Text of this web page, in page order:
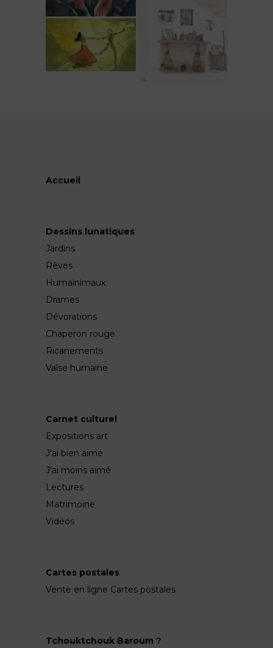
Accueil
Dessins lunatiques
Jardins
Rêves
Humainimaux
Drames
Dévorations
Chaperon rouge
Ricanements
Valse humaine
Carnet culturel
Expositions art
J'ai bien aimé
J'ai moins aimé
Lectures
Matrimoine
Vidéos
Cartes postales
Vente en ligne Cartes postales
Tchouktchouk Baroum ?